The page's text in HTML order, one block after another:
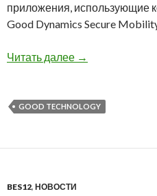
приложения, использующие
Good Dynamics Secure
Читать далее BlackBerry
→
GOOD TECHNOLOGY
BES12, НОВОСТИ